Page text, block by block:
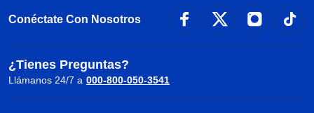
Conéctate Con Nosotros
¿Tienes Preguntas?
Llámanos 24/7 a 000-800-050-3541